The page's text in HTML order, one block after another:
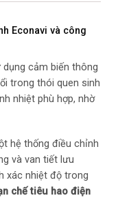
minh
Econavi và công
dụng cảm biến thông
trong thói quen sinh
nhiệt phù hợp, nhờ
hệ thống điều chỉnh
và van tiết lưu
xác nhiệt độ trong
chế tiêu hao điện